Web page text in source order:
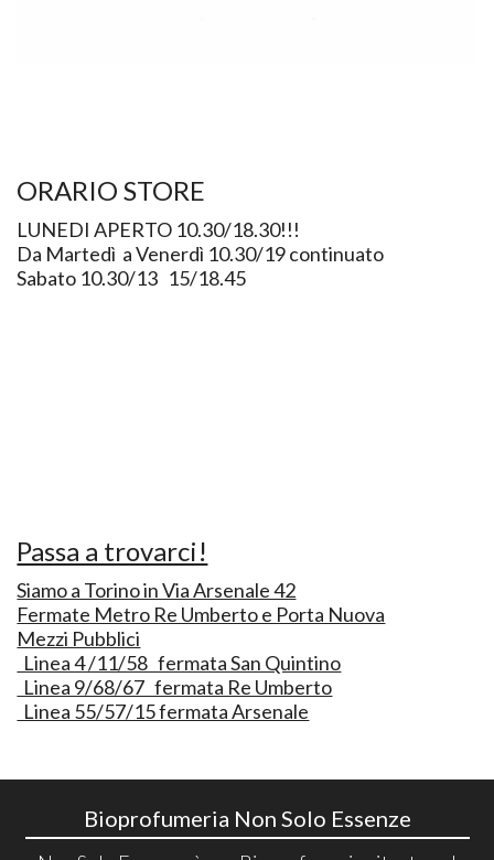
ORARIO STORE
LUNEDI APERTO 10.30/18.30!!!
Da Martedì a Venerdì 10.30/19 continuato
Sabato 10.30/13 15/18.45
Passa a trovarci!
Siamo a Torino in Via Arsenale 42
Fermate Metro Re Umberto e Porta Nuova
Mezzi Pubblici
Linea 4 /11/58 fermata San Quintino
Linea 9/68/67 fermata Re Umberto
Linea 55/57/15 fermata Arsenale
Bioprofumeria Non Solo Essenze